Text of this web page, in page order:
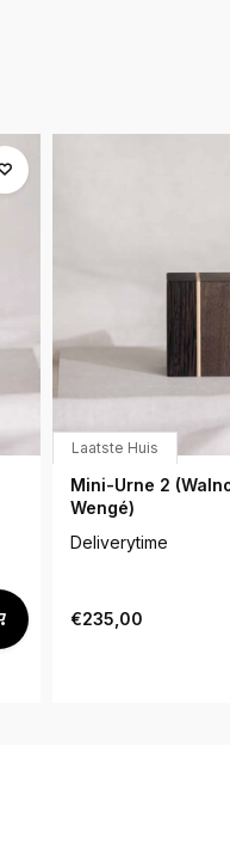
Laatste Huis
Mini-Urne 2
Wengé)
Deliverytime
€235,00